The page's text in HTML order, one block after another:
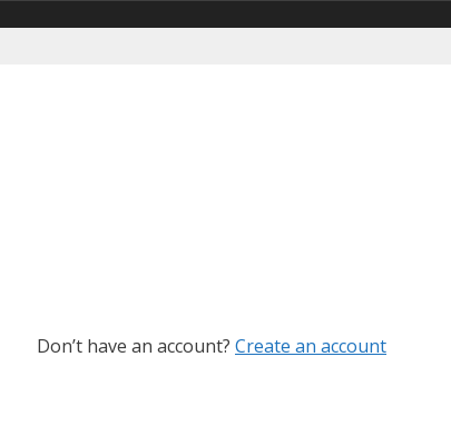
Don’t have an account? Create an account